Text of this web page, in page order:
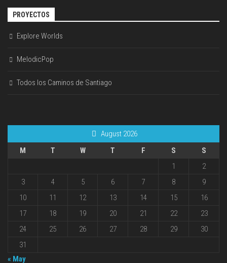
PROYECTOS
Explore Worlds
MelodicPop
Todos los Caminos de Santiago
August 2026
M
T W T F S
S
1
2
3
4 5 6 7 8
9
10
11 12 13 14 15
16
17
18 19 20 21 22
23
24
25 26 27 28 29
30
31
« May